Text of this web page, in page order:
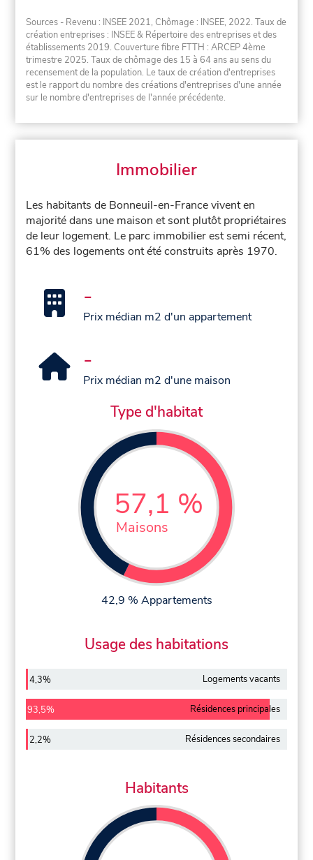
Sources - Revenu : INSEE 2021, Chômage : INSEE, 2022. Taux de
création entreprises : INSEE & Répertoire des entreprises et des
établissements 2019. Couverture fibre FTTH : ARCEP 4ème
trimestre 2025. Taux de chômage des 15 à 64 ans au sens du
recensement de la population. Le taux de création d'entreprises
est le rapport du nombre des créations d'entreprises d'une année
sur le nombre d'entreprises de l'année précédente.
Immobilier
Les habitants de Bonneuil-en-France vivent en
majorité dans une maison et sont plutôt propriétaires
de leur logement. Le parc immobilier est semi récent,
61% des logements ont été construits après 1970.
-
Prix médian m2 d'un appartement
-
Prix médian m2 d'une maison
Type d'habitat
57,1 %
Maisons
42,9 % Appartements
Usage des habitations
4,3% Logements vacants
93,5% Résidences principales
2,2% Résidences secondaires
Habitants